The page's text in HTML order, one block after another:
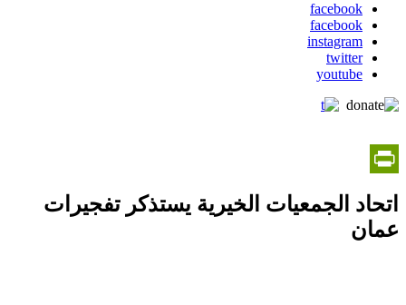
social
media
facebook
facebook
instagram
twitter
youtube
اتحاد الجمعيات الخيرية يستذكر تفجيرات
عمان